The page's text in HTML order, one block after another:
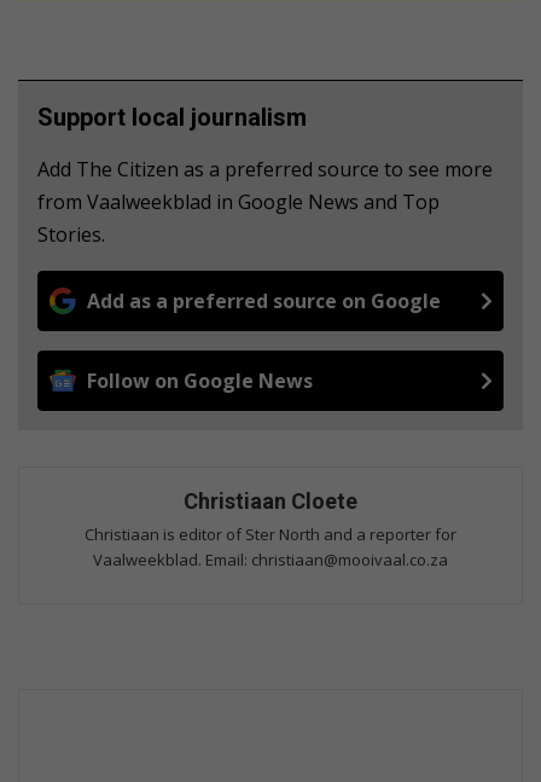
Support local journalism
Add The Citizen as a preferred source to see more
from Vaalweekblad in Google News and Top
Stories.
Add as a preferred source on Google
Follow on Google News
Christiaan Cloete
Christiaan is editor of Ster North and a reporter for
Vaalweekblad. Email: christiaan@mooivaal.co.za